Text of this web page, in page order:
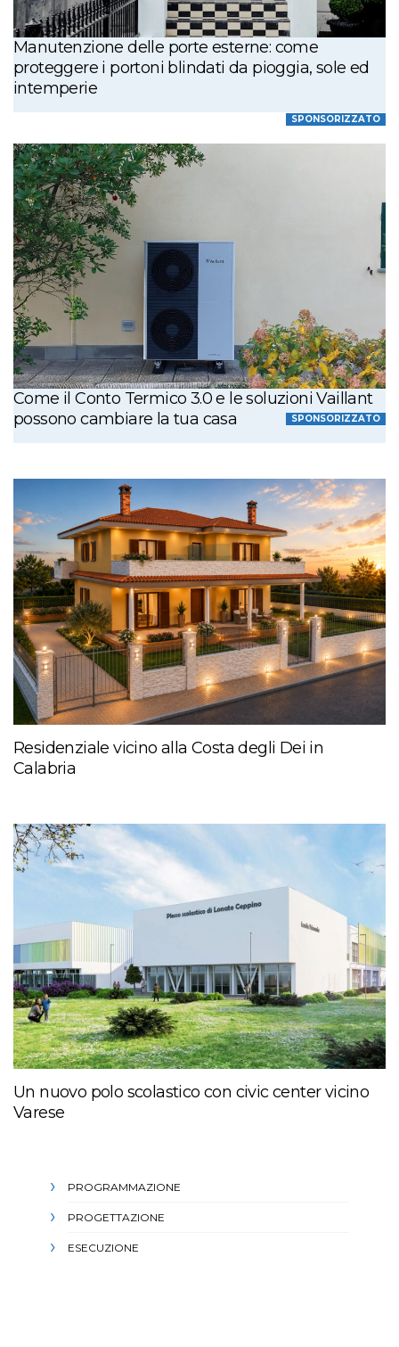
Manutenzione delle porte esterne: come
proteggere i portoni blindati da pioggia, sole ed
intemperie
SPONSORIZZATO
Come il Conto Termico 3.0 e le soluzioni Vaillant
possono cambiare la tua casa
SPONSORIZZATO
Residenziale vicino alla Costa degli Dei in
Calabria
Un nuovo polo scolastico con civic center vicino
Varese
PROGRAMMAZIONE
PROGETTAZIONE
ESECUZIONE